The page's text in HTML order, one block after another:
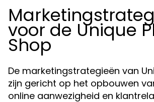
voor de Unique
Shop
De marketingstrategieën van
zijn gericht op het opbouwen
online aanwezigheid en